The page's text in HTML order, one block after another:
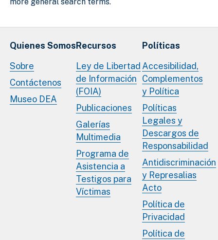
Quienes Somos
Sobre
Contáctenos
Museo DEA
Recursos
Ley de Libertad
de Información
(FOIA)
Publicaciones
Galerías
Multimedia
Programa de
Asistencia a
Testigos para
Víctimas
Políticas
Accesibilidad,
Complementos
y Política
Políticas
Legales y
Descargos de
Responsabilidad
Antidiscriminación
y Represalias
Acto
Política de
Privacidad
Política de